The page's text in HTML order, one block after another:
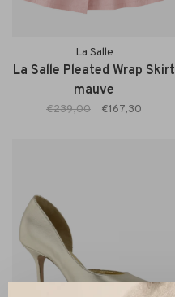
La Salle
La Salle Pleated Wrap Skirt
mauve
€239,00 €167,30